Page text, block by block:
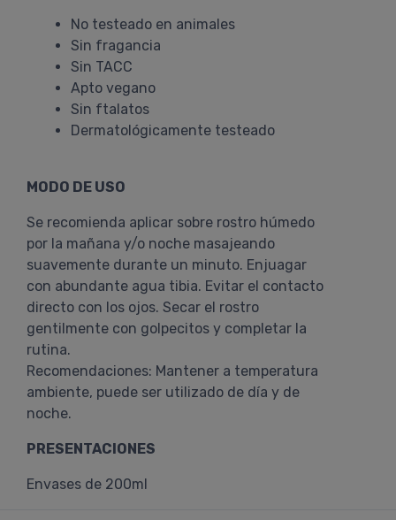
No testeado en animales
Sin fragancia
Sin TACC
Apto vegano
Sin ftalatos
Dermatológicamente testeado
MODO DE USO
Se recomienda aplicar sobre rostro húmedo
por la mañana y/o noche masajeando
suavemente durante un minuto. Enjuagar
con abundante agua tibia. Evitar el contacto
directo con los ojos. Secar el rostro
gentilmente con golpecitos y completar la
rutina.
Recomendaciones: Mantener a temperatura
ambiente, puede ser utilizado de día y de
noche.
PRESENTACIONES
Envases de 200ml